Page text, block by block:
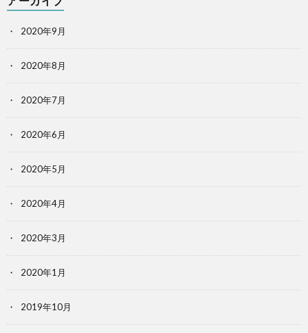
2020年9月
2020年8月
2020年7月
2020年6月
2020年5月
2020年4月
2020年3月
2020年1月
2019年10月